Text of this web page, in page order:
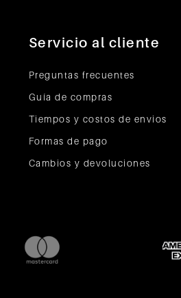
Servicio al cliente
Preguntas frecuentes
Guía de compras
Tiempos y costos de envios
Formas de pago
Cambios y devoluciones